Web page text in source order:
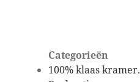
Categorieën
100% klaas kramer.